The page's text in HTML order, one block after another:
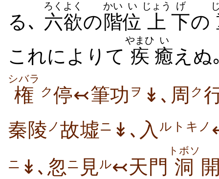
る､ 六欲
ろくよく
の階
かい
位
い
上
じょう
下
げ
の
これによりて 疾
やまひ
癒
い
えぬ
権
シバラ
ク停↢筆功 ヲ ↡､周 ク
秦陵 ノ 故墟ニ ↡､入 ルトキノ
ニ ↡､忽 ニ 見ル↢天門 洞
トボソ